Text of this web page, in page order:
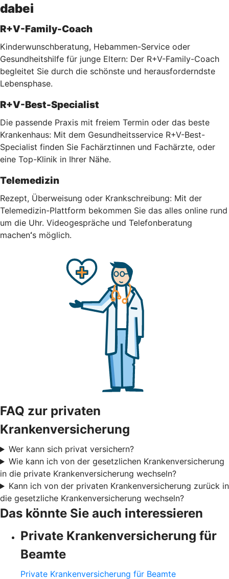
dabei
R+V-Family-Coach
Kinderwunschberatung, Hebammen-Service oder
Gesundheitshilfe für junge Eltern: Der R+V-Family-Coach
begleitet Sie durch die schönste und herausforderndste
Lebensphase.
R+V-Best-Specialist
Die passende Praxis mit freiem Termin oder das beste
Krankenhaus: Mit dem Gesundheitsservice R+V-Best-
Specialist finden Sie Fachärztinnen und Fachärzte, oder
eine Top-Klinik in Ihrer Nähe.
Telemedizin
Rezept, Überweisung oder Krankschreibung: Mit der
Telemedizin-Plattform bekommen Sie das alles online rund
um die Uhr. Videogespräche und Telefonberatung
machen‘s möglich.
FAQ zur privaten
Krankenversicherung
Wer kann sich privat versichern?
Wie kann ich von der gesetzlichen Krankenversicherung
in die private Krankenversicherung wechseln?
Kann ich von der privaten Krankenversicherung zurück in
die gesetzliche Krankenversicherung wechseln?
Das könnte Sie auch interessieren
Private Krankenversicherung für
Beamte
Private Krankenversicherung für Beamte